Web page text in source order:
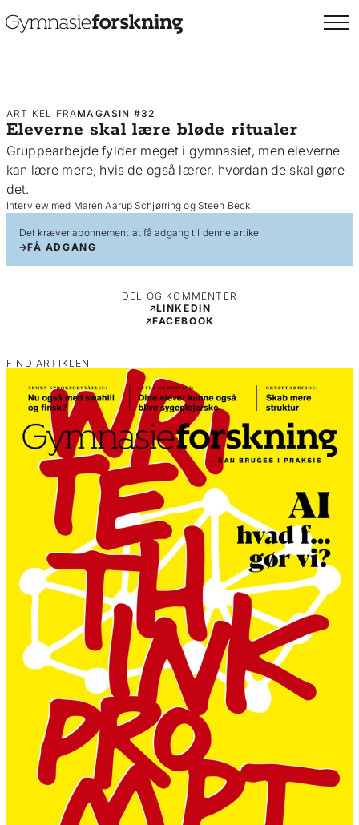
ARTIKEL FRAMAGASIN #32
Eleverne skal lære bløde ritualer
Gruppearbejde fylder meget i gymnasiet, men eleverne
kan lære mere, hvis de også lærer, hvordan de skal gøre
det.
Interview med Maren Aarup Schjørring og Steen Beck
Det kræver abonnement at få adgang til denne artikel
FÅ ADGANG
DEL OG KOMMENTER
LINKEDIN
FACEBOOK
FIND ARTIKLEN I